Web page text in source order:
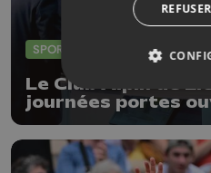
SPORTS
Le Club Alpin de
journées portes
dimanche